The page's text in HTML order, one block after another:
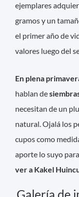
ejemplares
gramos y un
el primer año de
valores luego del
En plena
hablan de
necesitan de un
natural. Ojalá los
cupos como
aporte lo suyo
ver a Kakel
Galería de